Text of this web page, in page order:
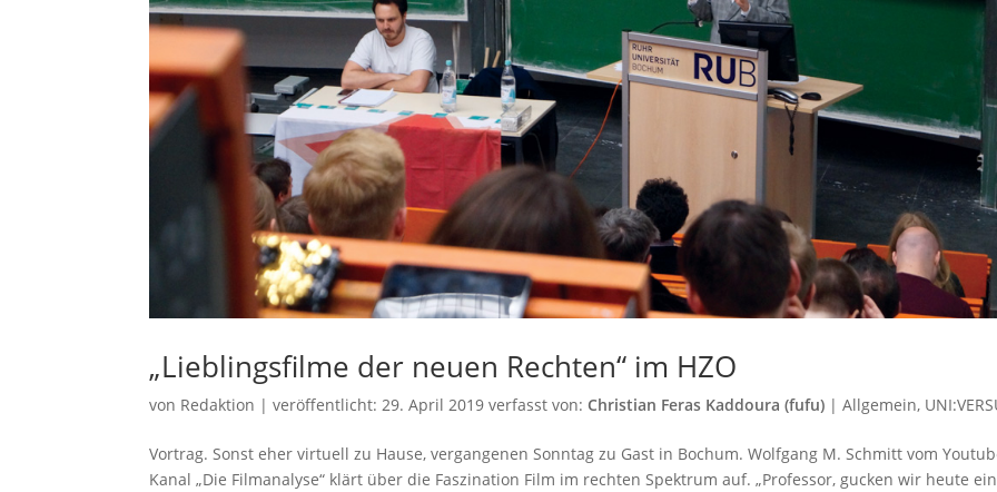
„Lieblingsfilme der neuen Rechten“ im HZO
von Redaktion |veröffentlicht:29. April 2019 verfasst von: Christian Feras Kaddoura (fufu) |Allgemein,
Vortrag. Sonst eher virtuell zu Hause, vergangenen Sonntag zu Gast in Bochum. Wolfgang M. Schmitt vom
Kanal „Die Filmanalyse“ klärt über die Faszination Film im rechten Spektrum auf. „Professor, gucken wir heute